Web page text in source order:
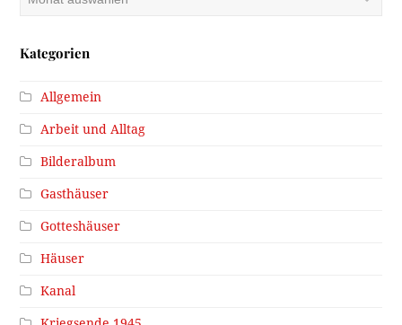
Kategorien
Allgemein
Arbeit und Alltag
Bilderalbum
Gasthäuser
Gotteshäuser
Häuser
Kanal